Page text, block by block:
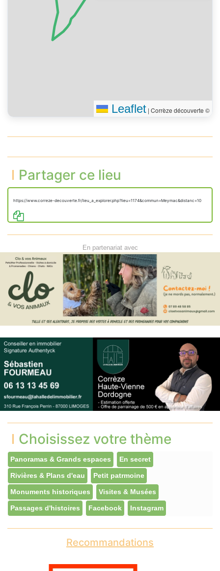
Leaflet | Corrèze découverte ©
Partager ce lieu
https://www.correze-decouverte.fr/lieu_a_explorer.php?lieu=1174&commun=Meymac&distanc=10
En partenariat avec
Choisissez votre thème
Panoramas & Grands espaces En secret
Rivières & Plans d'eau Petit patrmoine
Monuments historiques Visites & Musées
Passages d'histoires Facebook Instagram
Recommandations